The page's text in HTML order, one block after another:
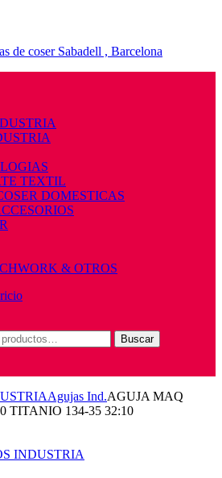
de coser Sabadell , Barcelona
TEXTIL
DOMESTICAS
& OTROS
Buscar
Agujas Ind.AGUJA MAQ
TITANIO 134-35 32:10
INDUSTRIA